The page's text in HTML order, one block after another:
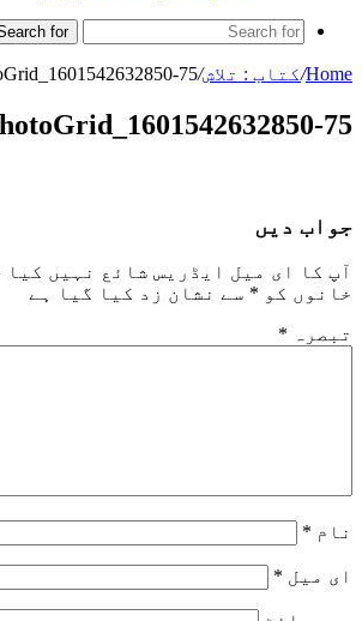
for
Home
/کتاب : تلاش/
75
75
جواب دیں
آپ کا ای میل ایڈریس شائع نہیں کیا
خانوں کو * سے نشان زد کیا گیا ہے
تبصرہ *
نام *
ای میل *